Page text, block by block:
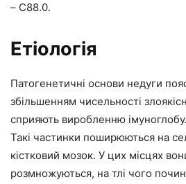
– С88.0.
Етіологія
Патогенетичні основи недуги
збільшенням чисельності
сприяють виробленню
Такі частинки поширюються на
кістковий мозок. У цих місцях
розмножуються, на тлі чого